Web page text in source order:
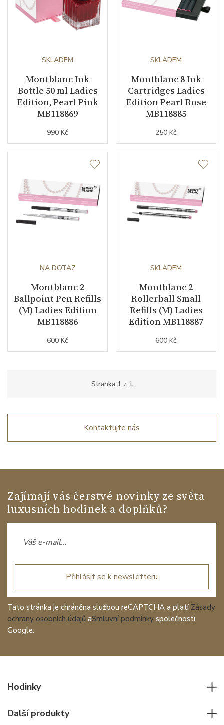
SKLADEM
Montblanc Ink
Bottle 50 ml Ladies
Edition, Pearl Pink
MB118869
990 Kč
SKLADEM
Montblanc 8 Ink
Cartridges Ladies
Edition Pearl Rose
MB118885
250 Kč
NA DOTAZ
Montblanc 2
Ballpoint Pen Refills
(M) Ladies Edition
MB118886
600 Kč
SKLADEM
Montblanc 2
Rollerball Small
Refills (M) Ladies
Edition MB118887
600 Kč
Stránka 1z 1
Kontaktujte nás
Zajímají vás čerstvé novinky ze světa
luxusních hodinek a doplňků?
Přihlásit se k newsletteru
Tato stránka je chráněna službou reCAPTCHA a platí Zásady
ochrany osobních údajů aSmluvní podmínky společnosti
Google.
Hodinky
Další produkty